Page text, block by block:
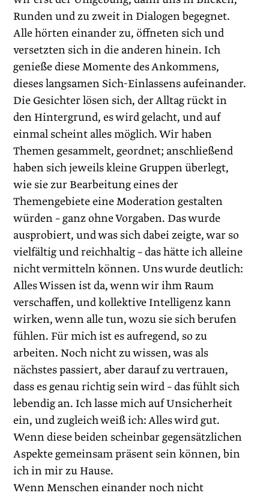
Runden und zu zweit in Dialogen begegnet.
Alle hörten einander zu, öffneten sich und
versetzten sich in die anderen hinein. Ich
genieße diese Momente des Ankommens,
dieses langsamen Sich-Einlassens aufeinander.
Die Gesichter lösen sich, der Alltag rückt in
den Hintergrund, es wird gelacht, und auf
einmal scheint alles möglich. Wir haben
Themen gesammelt, geordnet; anschließend
haben sich jeweils kleine Gruppen überlegt,
wie sie zur Bearbeitung eines der
Themengebiete eine Moderation gestalten
würden – ganz ohne Vorgaben. Das wurde
ausprobiert, und was sich dabei zeigte, war so
vielfältig und reichhaltig – das hätte ich alleine
nicht vermitteln können. Uns wurde deutlich:
Alles Wissen ist da, wenn wir ihm Raum
verschaffen, und kollektive Intelligenz kann
wirken, wenn alle tun, wozu sie sich berufen
fühlen. Für mich ist es aufregend, so zu
arbeiten. Noch nicht zu wissen, was als
nächstes passiert, aber darauf zu vertrauen,
dass es genau richtig sein wird – das fühlt sich
lebendig an. Ich lasse mich auf Unsicherheit
ein, und zugleich weiß ich: Alles wird gut.
Wenn diese beiden scheinbar gegensätzlichen
Aspekte gemeinsam präsent sein können, bin
ich in mir zu Hause.
Wenn Menschen einander noch nicht